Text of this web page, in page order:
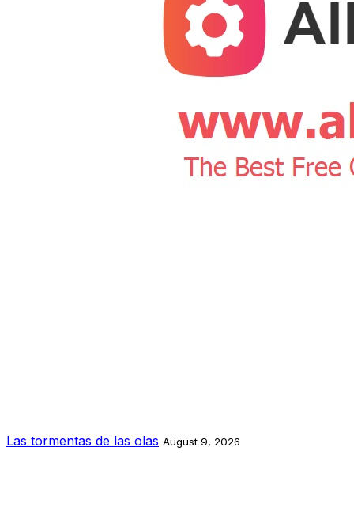
Las tormentas de las olas August 9, 2026